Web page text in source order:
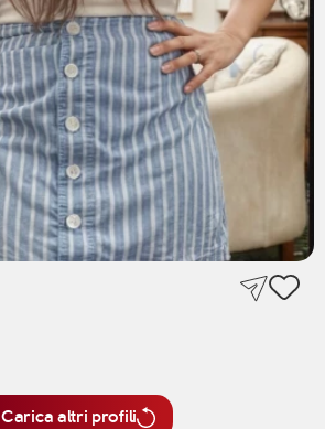
Carica altri profili